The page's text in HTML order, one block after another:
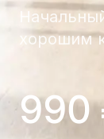
хорошим
990